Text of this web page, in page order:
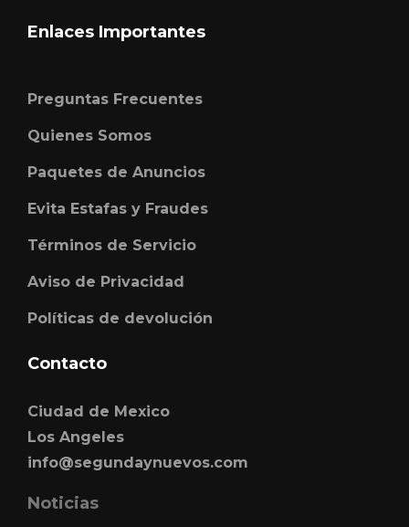
Enlaces Importantes
Preguntas Frecuentes
Quienes Somos
Paquetes de Anuncios
Evita Estafas y Fraudes
Términos de Servicio
Aviso de Privacidad
Políticas de devolución
Contacto
Ciudad de Mexico
Los Angeles
info@segundaynuevos.com
Noticias